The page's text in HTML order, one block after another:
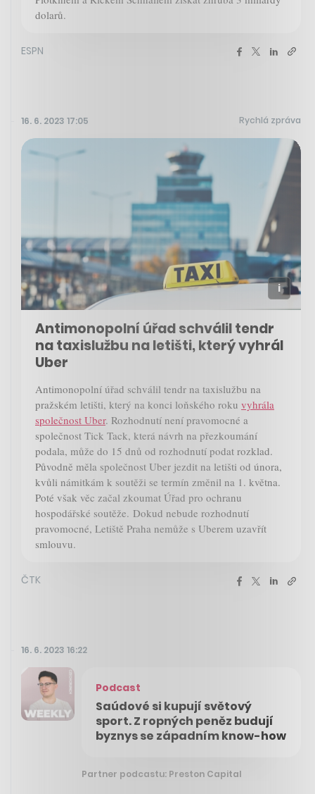
dolarů.
ESPN
16. 6. 2023 17:05 Rychlá zpráva
Antimonopolní úřad schválil tendr
na taxislužbu na letišti, který vyhrál
Uber
Antimonopolní úřad schválil tendr na taxislužbu na
pražském letišti, který na konci loňského roku vyhrála
společnost Uber. Rozhodnutí není pravomocné a
společnost Tick Tack, která návrh na přezkoumání
podala, může do 15 dnů od rozhodnutí podat rozklad.
Původně měla společnost Uber jezdit na letišti od února,
kvůli námitkám k soutěži se termín změnil na 1. května.
Poté však věc začal zkoumat Úřad pro ochranu
hospodářské soutěže. Dokud nebude rozhodnutí
pravomocné, Letiště Praha nemůže s Uberem uzavřít
smlouvu.
ČTK
16. 6. 2023 16:22
Podcast
Saúdové si kupují světový
sport. Z ropných peněz budují
byznys se západním know-how
Partner podcastu: Preston Capital